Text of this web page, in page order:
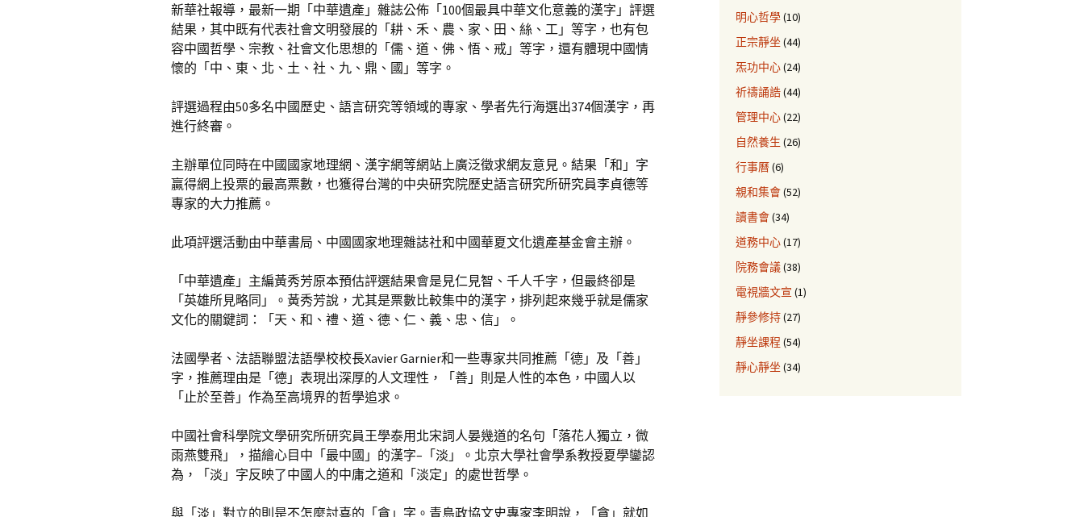
新華社報導，最新一期「中華遺產」雜誌公佈「100個最具中華文化意義的漢字」評選
結果，其中既有代表社會文明發展的「耕、禾、農、家、田、絲、工」等字，也有包
容中國哲學、宗教、社會文化思想的「儒、道、佛、悟、戒」等字，還有體現中國情
懷的「中、東、北、土、社、九、鼎、國」等字。
評選過程由50多名中國歷史、語言研究等領域的專家、學者先行海選出374個漢字，再
進行終審。
主辦單位同時在中國國家地理網、漢字網等網站上廣泛徵求網友意見。結果「和」字
贏得網上投票的最高票數，也獲得台灣的中央研究院歷史語言研究所研究員李貞德等
專家的大力推薦。
此項評選活動由中華書局、中國國家地理雜誌社和中國華夏文化遺產基金會主辦。
「中華遺產」主編黃秀芳原本預估評選結果會是見仁見智、千人千字，但最終卻是
「英雄所見略同」。黃秀芳說，尤其是票數比較集中的漢字，排列起來幾乎就是儒家
文化的關鍵詞：「天、和、禮、道、德、仁、義、忠、信」。
法國學者、法語聯盟法語學校校長Xavier Garnier和一些專家共同推薦「德」及「善」
字，推薦理由是「德」表現出深厚的人文理性，「善」則是人性的本色，中國人以
「止於至善」作為至高境界的哲學追求。
中國社會科學院文學研究所研究員王學泰用北宋詞人晏幾道的名句「落花人獨立，微
雨燕雙飛」，描繪心目中「最中國」的漢字–「淡」。北京大學社會學系教授夏學鑾認
為，「淡」字反映了中國人的中庸之道和「淡定」的處世哲學。
與「淡」對立的則是不怎麼討喜的「貪」字。青島政協文史專家李明說，「貪」就如
明心哲學(10)
正宗靜坐 (44)
炁功中心(24)
祈禱誦誥(44)
管理中心(22)
自然養生 (26)
行事曆(6)
親和集會(52)
讀書會(34)
道務中心(17)
院務會議(38)
電視牆文宣 (1)
靜參修持(27)
靜坐課程 (54)
靜心靜坐 (34)